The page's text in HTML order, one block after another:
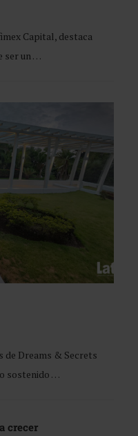
Capital, destaca
ser un …
de Dreams & Secrets
sostenido …
crecer